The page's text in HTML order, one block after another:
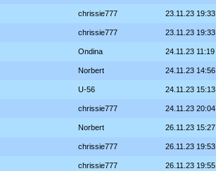
chrissie777 23.11.23 19:33
chrissie777 23.11.23 19:33
Ondina 24.11.23 11:19
Norbert 24.11.23 14:56
U-56 24.11.23 15:13
chrissie777 24.11.23 20:04
Norbert 26.11.23 15:27
chrissie777 26.11.23 19:53
chrissie777 26.11.23 19:55